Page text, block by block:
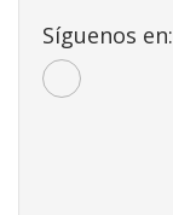
Síguenos en: